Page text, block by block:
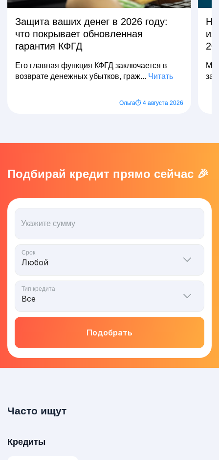
Защита ваших денег в 2026 году:
что покрывает обновленная
гарантия КФГД
Его главная функция КФГД заключается в
возврате денежных убытков, граж... Читать
Ольга⏱ 4 августа 2026
Подбирай кредит прямо сейчас 🎉
Укажите сумму
Срок
Тип кредита
Подобрать
Часто ищут
Кредиты